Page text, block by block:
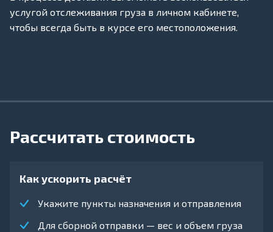
услугой отслеживания груза в личном кабинете,
чтобы всегда быть в курсе его местоположения.
Рассчитать стоимость
Как ускорить расчёт
Укажите пункты назначения и отправления
Для сборной отправки — вес и объем груза